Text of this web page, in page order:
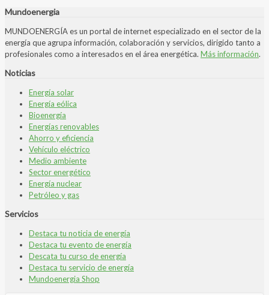
Mundoenergia
MUNDOENERGÍA es un portal de internet especializado en el sector de la
energía que agrupa información, colaboración y servicios, dirigido tanto a
profesionales como a interesados en el área energética. Más información.
Noticias
Energía solar
Energía eólica
Bioenergía
Energías renovables
Ahorro y eficiencia
Vehículo eléctrico
Medio ambiente
Sector energético
Energía nuclear
Petróleo y gas
Servicios
Destaca tu noticia de energía
Destaca tu evento de energía
Descata tu curso de energía
Destaca tu servicio de energía
Mundoenergia Shop